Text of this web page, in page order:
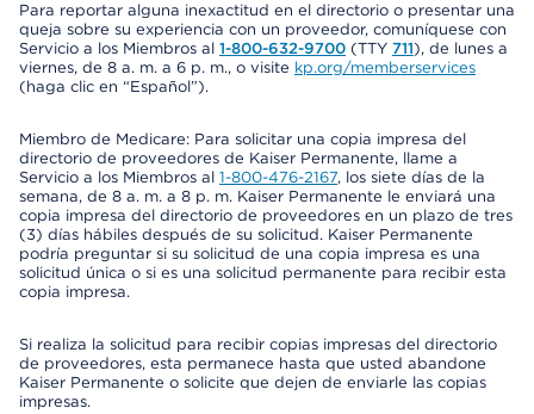
Para reportar alguna inexactitud en el directorio o presentar una
queja sobre su experiencia con un proveedor, comuníquese con
Servicio a los Miembros al 1-800-632-9700 (TTY 711), de lunes a
viernes, de 8 a. m. a 6 p. m., o visite kp.org/memberservices
(haga clic en “Español”).
Miembro de Medicare: Para solicitar una copia impresa del
directorio de proveedores de Kaiser Permanente, llame a
Servicio a los Miembros al 1-800-476-2167, los siete días de la
semana, de 8 a. m. a 8 p. m. Kaiser Permanente le enviará una
copia impresa del directorio de proveedores en un plazo de tres
(3) días hábiles después de su solicitud. Kaiser Permanente
podría preguntar si su solicitud de una copia impresa es una
solicitud única o si es una solicitud permanente para recibir esta
copia impresa.
Si realiza la solicitud para recibir copias impresas del directorio
de proveedores, esta permanece hasta que usted abandone
Kaiser Permanente o solicite que dejen de enviarle las copias
impresas.